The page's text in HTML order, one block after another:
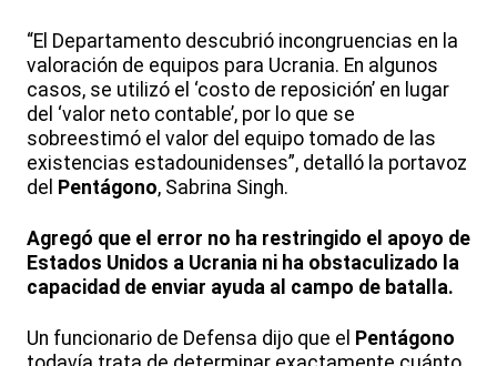
“El Departamento descubrió incongruencias en la
valoración de equipos para Ucrania. En algunos
casos, se utilizó el ‘costo de reposición’ en lugar
del ‘valor neto contable’, por lo que se
sobreestimó el valor del equipo tomado de las
existencias estadounidenses”, detalló la portavoz
del Pentágono, Sabrina Singh.
Agregó que el error no ha restringido el apoyo de
Estados Unidos a Ucrania ni ha obstaculizado la
capacidad de enviar ayuda al campo de batalla.
Un funcionario de Defensa dijo que el Pentágono